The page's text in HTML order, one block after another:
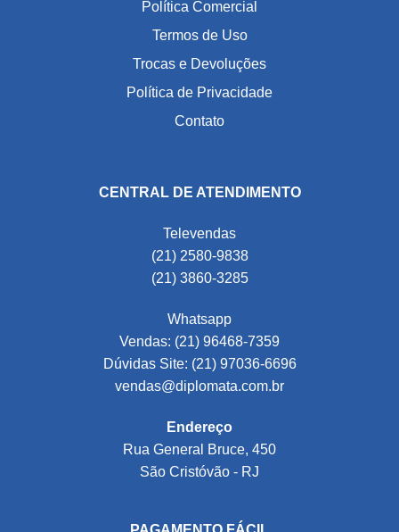
Política Comercial
Termos de Uso
Trocas e Devoluções
Política de Privacidade
Contato
CENTRAL DE ATENDIMENTO
Televendas
(21) 2580-9838
(21) 3860-3285
Whatsapp
Vendas: (21) 96468-7359
Dúvidas Site: (21) 97036-6696
vendas@diplomata.com.br
Endereço
Rua General Bruce, 450
São Cristóvão - RJ